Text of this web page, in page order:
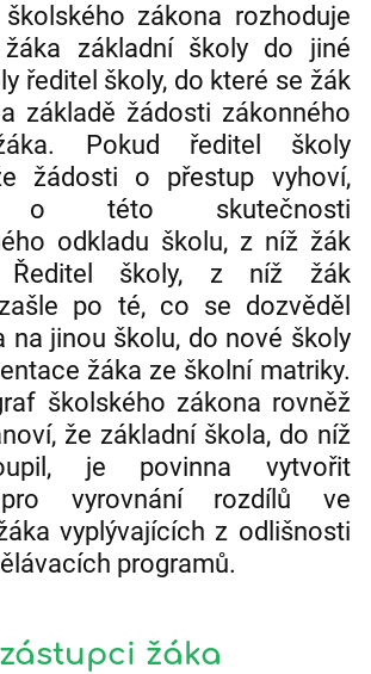
zákona rozhoduje
základní školy do jiné
ředitel školy, do které se žák
základě žádosti zákonného
Pokud ředitel školy
žádosti o přestup vyhoví,
o této skutečnosti
odkladu školu, z níž žák
Ředitel školy, z níž žák
po té, co se dozvěděl
na jinou školu, do nové školy
žáka ze školní matriky.
školského zákona rovněž
že základní škola, do níž
je povinna vytvořit
vyrovnání rozdílů ve
vyplývajících z odlišnosti
programů.
žáka